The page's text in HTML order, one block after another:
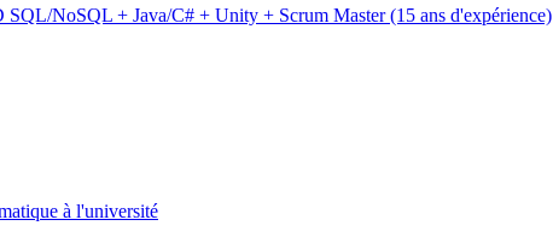
NoSQL + Java/C# + Unity + Scrum Master (15 ans d'expérience)
à l'université